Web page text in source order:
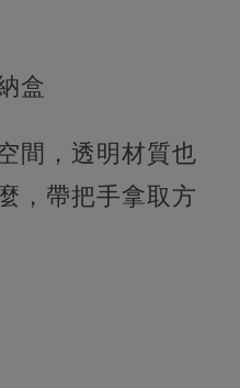
盒
間，透明材質也
，帶把手拿取方